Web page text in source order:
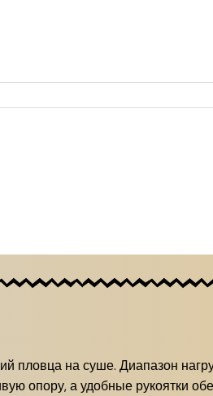
пловца на суше. Диапазон
опору, а удобные рукоятки